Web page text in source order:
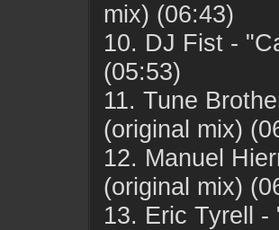
mix) (06:43)
10. DJ Fist -
(05:53)
11. Tune
(original mix)
12. Manuel
(original mix)
13. Eric Tyrell -